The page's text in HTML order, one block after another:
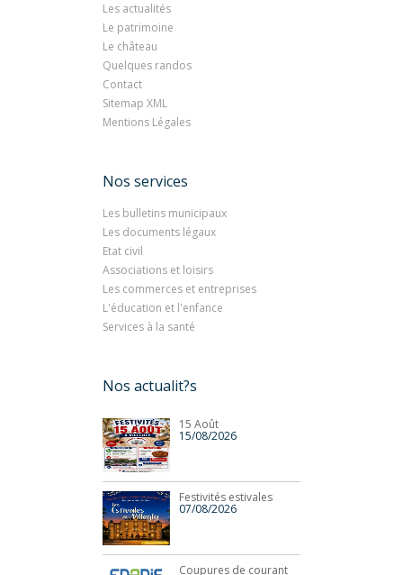
Les actualités
Le patrimoine
Le château
Quelques randos
Contact
Sitemap XML
Mentions Légales
Nos services
Les bulletins municipaux
Les documents légaux
Etat civil
Associations et loisirs
Les commerces et entreprises
L'éducation et l'enfance
Services à la santé
Nos actualit?s
15 Août
15/08/2026
Festivités estivales
07/08/2026
Coupures de courant